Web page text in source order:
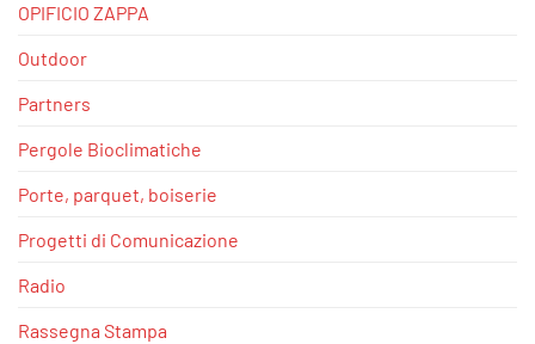
OPIFICIO ZAPPA
Outdoor
Partners
Pergole Bioclimatiche
Porte, parquet, boiserie
Progetti di Comunicazione
Radio
Rassegna Stampa